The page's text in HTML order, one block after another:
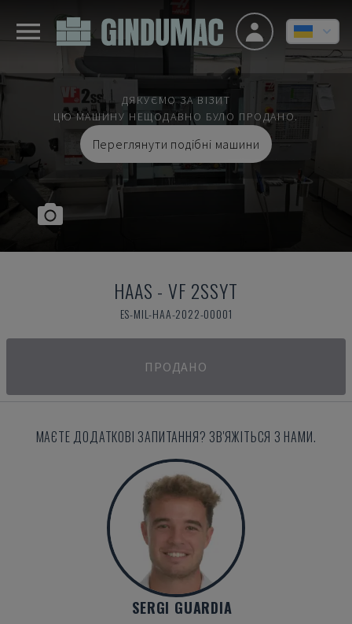
ДЯКУЄМО ЗА ВІЗИТ
ЦЮ МАШИНУ НЕЩОДАВНО БУЛО ПРОДАНО.
Переглянути подібні машини
HAAS -VF 2SSYT
ES-MIL-HAA-2022-00001
ПРОДАНО
МАЄТЕ ДОДАТКОВІ ЗАПИТАННЯ? ЗВ'ЯЖІТЬСЯ З НАМИ.
SERGI GUARDIA